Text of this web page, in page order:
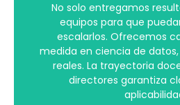
No solo entregamos
equipos para que
escalarlos. Ofrecemos
medida en ciencia de
reales. La trayectoria
directores garantiza
Ciencia de
No solo entregamos
equipos para que
escalarlos. Ofrecemos
medida en ciencia de
reales. La trayectoria